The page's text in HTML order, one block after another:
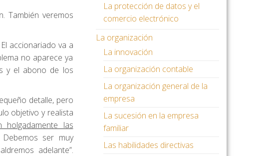
También veremos
El accionariado va a
no aparece ya
y el abono de los
detalle, pero
objetivo y realista
las
ser muy
adelante”.
La protección de datos y el
comercio electrónico
La organización
La innovación
La organización contable
La organización general de la
empresa
La sucesión en la empresa
familiar
Las habilidades directivas